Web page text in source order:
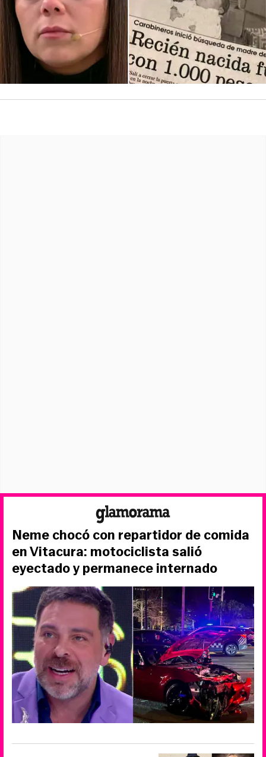
Neme chocó con repartidor de comida
en Vitacura: motociclista salió
eyectado y permanece internado